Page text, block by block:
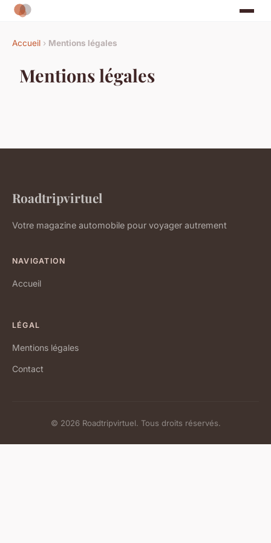
Accueil › Mentions légales
Mentions légales
Roadtripvirtuel
Votre magazine automobile pour voyager autrement
NAVIGATION
Accueil
LÉGAL
Mentions légales
Contact
© 2026 Roadtripvirtuel. Tous droits réservés.